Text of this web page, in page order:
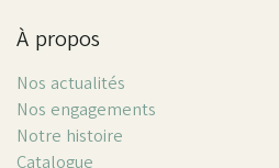
À propos
Nos actualités
Nos engagements
Notre histoire
Catalogue